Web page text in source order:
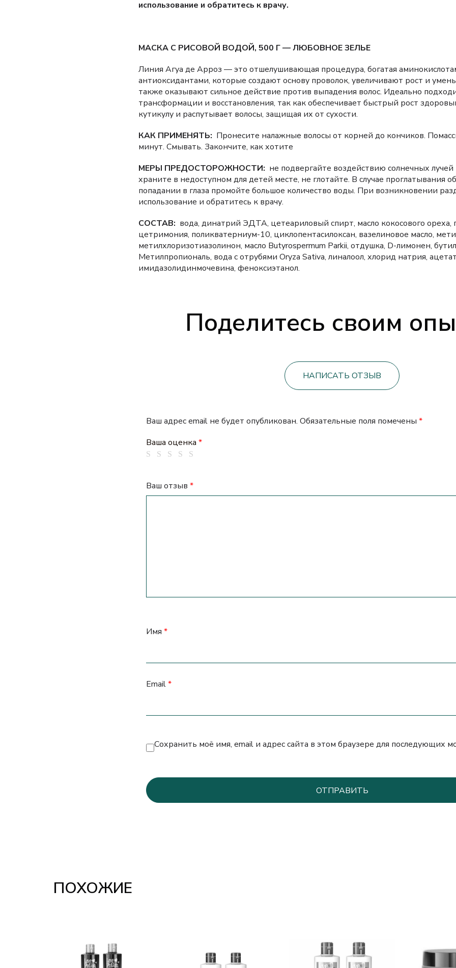
использование и обратитесь к врачу.
МАСКА С РИСОВОЙ ВОДОЙ, 500 Г — ЛЮБОВНОЕ ЗЕЛЬЕ
Линия Агуа де Арроз — это отшелушивающая процедура, богатая
антиоксидантами, которые создают основу проволок, увеличивают рост и
также оказывают сильное действие против выпадения волос. Идеально
трансформации и восстановления, так как обеспечивает быстрый рост
кутикулу и распутывает волосы, защищая их от сухости.
КАК ПРИМЕНЯТЬ: Пронесите налажные волосы от корней до кончиков.
минут. Смывать. Закончите, как хотите
МЕРЫ ПРЕДОСТОРОЖНОСТИ: не подвергайте воздействию солнечных лучей
храните в недоступном для детей месте, не глотайте. В случае проглатывания
попадании в глаза промойте большое количество воды. При возникновении
использование и обратитесь к врачу.
СОСТАВ: вода, динатрий ЭДТА, цетеариловый спирт, масло кокосового ореха,
цетримония, поликватерниум-10, циклопентасилоксан, вазелиновое масло,
метилхлоризотиазолинон, масло Butyrospermum Parkii, отдушка, D-лимонен,
Метилпропиональ, вода с отрубями Oryza Sativa, линалоол, хлорид натрия,
имидазолидинмочевина, феноксиэтанол.
Поделитесь своим
НАПИСАТЬ ОТЗЫВ
Ваш адрес email не будет опубликован. Обязательные поля помечены *
Ваша оценка *
Ваш отзыв *
Имя *
Email*
Сохранить моё имя, email и адрес сайта в этом браузере для последующих
ПОХОЖИЕ